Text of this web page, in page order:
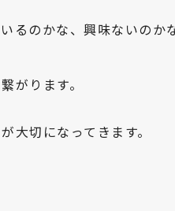
るのかな、興味ないのか
がります。
大切になってきます。